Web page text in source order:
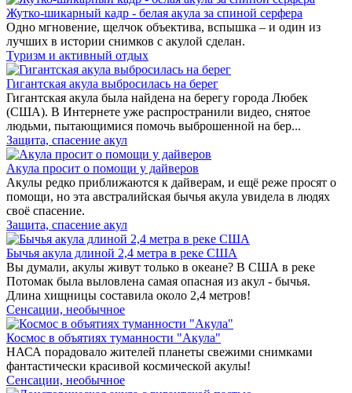
Жутко-шикарный кадр - белая акула за спиной серфера
Одно мгновение, щелчок объектива, вспышка – и один из
лучших в истории снимков с акулой сделан.
Туризм и активный отдых
Гигантская акула выбросилась на берег
Гигантская акула была найдена на берегу города Любек
(США). В Интернете уже распространили видео, снятое
людьми, пытающимися помочь выброшенной на бер...
Защита, спасение акул
Акула просит о помощи у дайверов
Акулы редко приближаются к дайверам, и ещё реже просят о
помощи, но эта австралийская бычья акула увидела в людях
своё спасение.
Защита, спасение акул
Бычья акула длиной 2,4 метра в реке США
Вы думали, акулы живут только в океане? В США в реке
Потомак была выловлена самая опасная из акул - бычья.
Длина хищницы составила около 2,4 метров!
Сенсации, необычное
Космос в объятиях туманности "Акула"
НАСА порадовало жителей планеты свежими снимками
фантастически красивой космической акулы!
Сенсации, необычное